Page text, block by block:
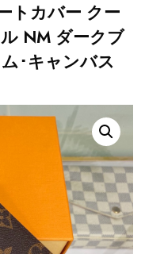
トカバー クー
NM ダークブ
･キャンバス